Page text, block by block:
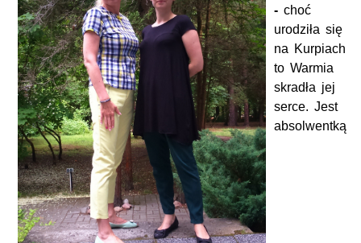
- choć
urodziła się
na Kurpiach
to Warmia
skradła jej
serce. Jest
absolwentką